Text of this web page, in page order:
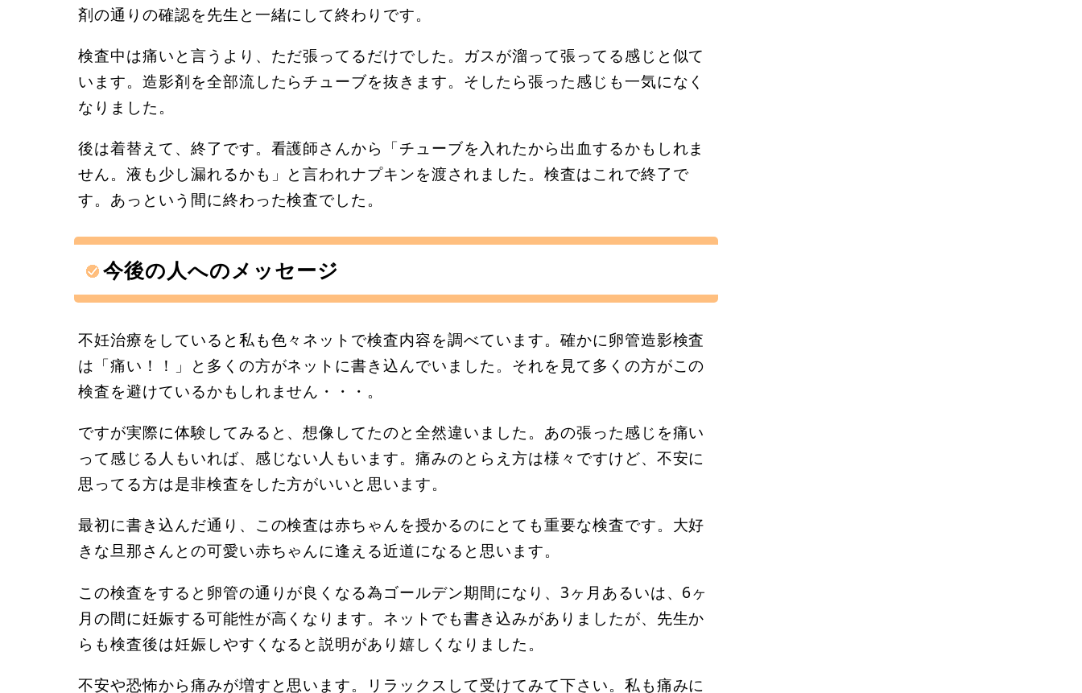
剤の通りの確認を先生と一緒にして終わりです。
検査中は痛いと言うより、ただ張ってるだけでした。ガスが溜って張ってる感じと似て
います。造影剤を全部流したらチューブを抜きます。そしたら張った感じも一気になく
なりました。
後は着替えて、終了です。看護師さんから「チューブを入れたから出血するかもしれま
せん。液も少し漏れるかも」と言われナプキンを渡されました。検査はこれで終了で
す。あっという間に終わった検査でした。
今後の人へのメッセージ
不妊治療をしていると私も色々ネットで検査内容を調べています。確かに卵管造影検査
は「痛い！！」と多くの方がネットに書き込んでいました。それを見て多くの方がこの
検査を避けているかもしれません・・・。
ですが実際に体験してみると、想像してたのと全然違いました。あの張った感じを痛い
って感じる人もいれば、感じない人もいます。痛みのとらえ方は様々ですけど、不安に
思ってる方は是非検査をした方がいいと思います。
最初に書き込んだ通り、この検査は赤ちゃんを授かるのにとても重要な検査です。大好
きな旦那さんとの可愛い赤ちゃんに逢える近道になると思います。
この検査をすると卵管の通りが良くなる為ゴールデン期間になり、3ヶ月あるいは、6ヶ
月の間に妊娠する可能性が高くなります。ネットでも書き込みがありましたが、先生か
らも検査後は妊娠しやすくなると説明があり嬉しくなりました。
不安や恐怖から痛みが増すと思います。リラックスして受けてみて下さい。私も痛みに